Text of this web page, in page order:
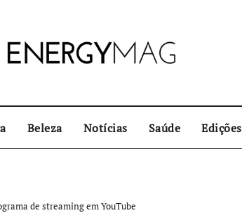
Beleza Notícias Saúde Edições
de streaming em YouTube